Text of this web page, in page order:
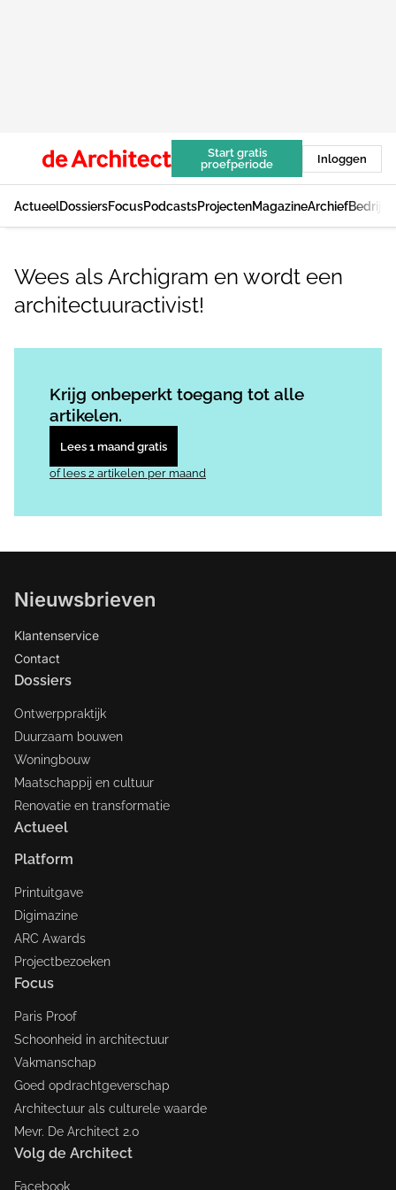
Start gratis
proefperiode
Inloggen
ActueelDossiersFocusPodcastsProjectenMagazineArchief
Wees als Archigram en wordt een
architectuuractivist!
Krijg onbeperkt toegang tot alle
artikelen.
Lees 1 maand gratis
of lees 2 artikelen per maand
Nieuwsbrieven
Klantenservice
Contact
Dossiers
Ontwerppraktijk
Duurzaam bouwen
Woningbouw
Maatschappij en cultuur
Renovatie en transformatie
Actueel
Platform
Printuitgave
Digimazine
ARC Awards
Projectbezoeken
Focus
Paris Proof
Schoonheid in architectuur
Vakmanschap
Goed opdrachtgeverschap
Architectuur als culturele waarde
Mevr. De Architect 2.0
Volg de Architect
Facebook